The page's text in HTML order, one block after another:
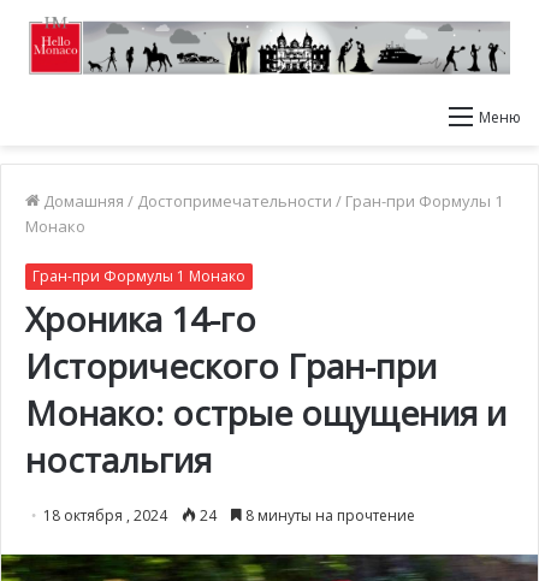
Меню
Домашняя / Достопримечательности / Гран-при Формулы 1
Монако
Гран-при Формулы 1 Монако
Хроника 14-го
Исторического Гран-при
Монако: острые ощущения и
ностальгия
18 октября , 2024 24 8 минуты на прочтение